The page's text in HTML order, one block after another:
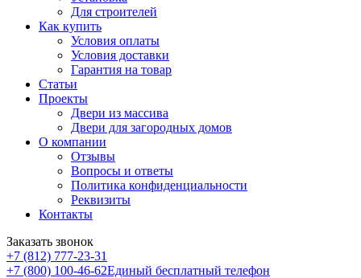
Для строителей
Как купить
Условия оплаты
Условия доставки
Гарантия на товар
Статьи
Проекты
Двери из массива
Двери для загородных домов
О компании
Отзывы
Вопросы и ответы
Политика конфиденциальности
Реквизиты
Контакты
Заказать звонок
+7 (812) 777-23-31
+7 (800) 100-46-62Единый бесплатный телефон